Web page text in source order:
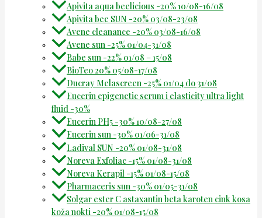
Apivita aqua beelicious -20% 10/08-16/08
Apivita bee SUN -20% 03/08-23/08
Avene cleanance -20% 03/08-16/08
Avene sun -25% 01/04-31/08
Babe sun -22% 01/08 – 15/08
BioTeo 20% 05/08-17/08
Ducray Melascreen -25% 01/04 do 31/08
Eucerin epigenetic serum i elasticity ultra light
fluid -30%
Eucerin PH5 -30% 10/08-27/08
Eucerin sun -30% 01/06-31/08
Ladival SUN -20% 01/08-31/08
Noreva Exfoliac -15% 01/08-31/08
Noreva Kerapil -15% 01/08-15/08
Pharmaceris sun -30% 01/05-31/08
Solgar ester C astaxantin beta karoten cink kosa
koža nokti -20% 01/08-15/08